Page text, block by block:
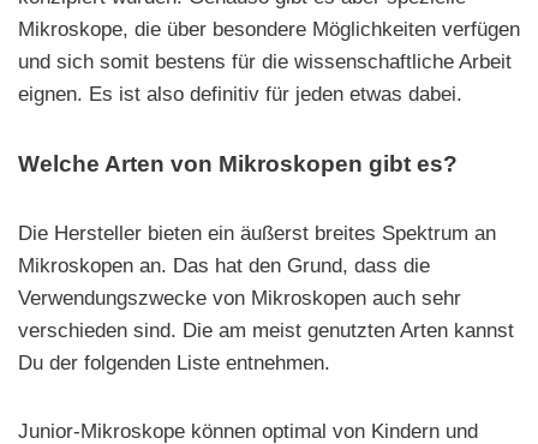
Mikroskope, die über besondere Möglichkeiten verfügen
und sich somit bestens für die wissenschaftliche Arbeit
eignen. Es ist also definitiv für jeden etwas dabei.
Welche Arten von Mikroskopen gibt es?
Die Hersteller bieten ein äußerst breites Spektrum an
Mikroskopen an. Das hat den Grund, dass die
Verwendungszwecke von Mikroskopen auch sehr
verschieden sind. Die am meist genutzten Arten kannst
Du der folgenden Liste entnehmen.
Junior-Mikroskope können optimal von Kindern und